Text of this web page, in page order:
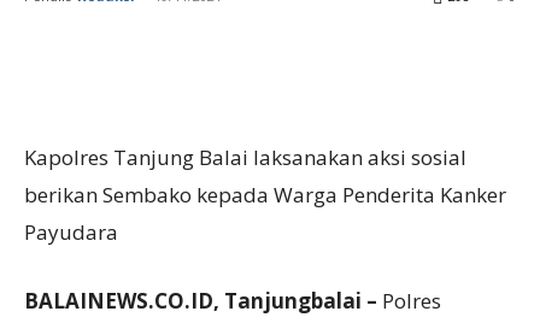
Kapolres Tanjung Balai laksanakan aksi sosial
berikan Sembako kepada Warga Penderita Kanker
Payudara
BALAINEWS.CO.ID, Tanjungbalai – Polres